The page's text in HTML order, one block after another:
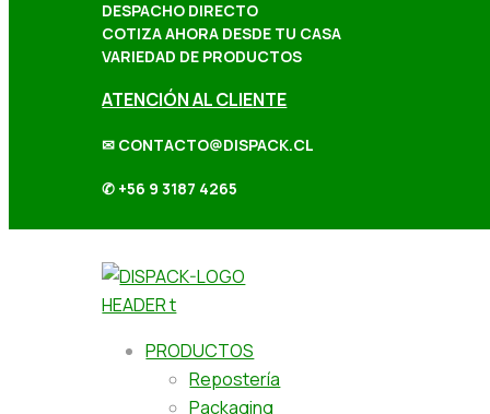
DESPACHO DIRECTO
COTIZA AHORA DESDE TU CASA
VARIEDAD DE PRODUCTOS
ATENCIÓN AL CLIENTE
✉ CONTACTO@DISPACK.CL
✆ +56 9 3187 4265
PRODUCTOS
Repostería
Packaging